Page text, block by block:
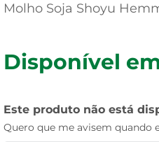
Molho Soja Shoyu
Disponível
Este produto não está
Quero que me avisem quando